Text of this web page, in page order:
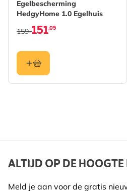
haak, spijkers, korte en lange
sluitringen.
Materiaal
Egelbescherming
HedgyHome 1.0 Egelhuis
151,05
159-
ALTIJD OP DE
Meld je aan voor de gratis